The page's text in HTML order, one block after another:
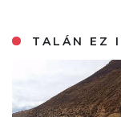
TALÁN EZ